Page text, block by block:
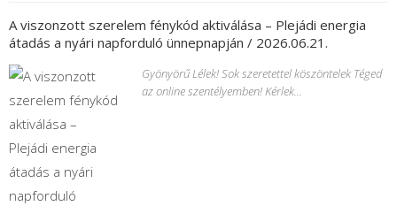
A viszonzott szerelem fénykód aktiválása – Plejádi energia
átadás a nyári napforduló ünnepnapján / 2026.06.21.
Gyönyörű Lélek! Sok szeretettel köszöntelek Téged
az online szentélyemben! Kérlek...